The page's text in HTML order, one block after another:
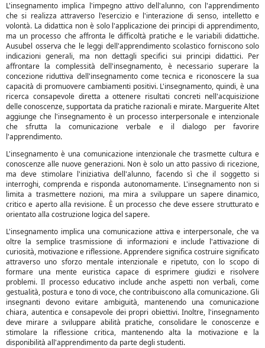
L'insegnamento implica l'impegno attivo dell'alunno, con l'apprendimento
che si realizza attraverso l'esercizio e l'interazione di senso, intelletto e
volontà. La didattica non è solo l'applicazione dei principi di apprendimento,
ma un processo che affronta le difficoltà pratiche e le variabili didattiche.
Ausubel osserva che le leggi dell'apprendimento scolastico forniscono solo
indicazioni generali, ma non dettagli specifici sui principi didattici. Per
affrontare la complessità dell'insegnamento, è necessario superare la
concezione riduttiva dell'insegnamento come tecnica e riconoscere la sua
capacità di promuovere cambiamenti positivi. L'insegnamento, quindi, è una
ricerca consapevole diretta a ottenere risultati concreti nell'acquisizione
delle conoscenze, supportata da pratiche razionali e mirate. Marguerite Altet
aggiunge che l'insegnamento è un processo interpersonale e intenzionale
che sfrutta la comunicazione verbale e il dialogo per favorire
l'apprendimento.
L'insegnamento è una comunicazione intenzionale che trasmette cultura e
conoscenze alle nuove generazioni. Non è solo un atto passivo di ricezione,
ma deve stimolare l'iniziativa dell'alunno, facendo sì che il soggetto si
interroghi, comprenda e risponda autonomamente. L'insegnamento non si
limita a trasmettere nozioni, ma mira a sviluppare un sapere dinamico,
critico e aperto alla revisione. È un processo che deve essere strutturato e
orientato alla costruzione logica del sapere.
L'insegnamento implica una comunicazione attiva e interpersonale, che va
oltre la semplice trasmissione di informazioni e include l'attivazione di
curiosità, motivazione e riflessione. Apprendere significa costruire significato
attraverso uno sforzo mentale intenzionale e ripetuto, con lo scopo di
formare una mente euristica capace di esprimere giudizi e risolvere
problemi. Il processo educativo include anche aspetti non verbali, come
gestualità, postura e tono di voce, che contribuiscono alla comunicazione. Gli
insegnanti devono evitare ambiguità, mantenendo una comunicazione
chiara, autentica e consapevole dei propri obiettivi. Inoltre, l'insegnamento
deve mirare a sviluppare abilità pratiche, consolidare le conoscenze e
stimolare la riflessione critica, mantenendo alta la motivazione e la
disponibilità all'apprendimento da parte degli studenti.